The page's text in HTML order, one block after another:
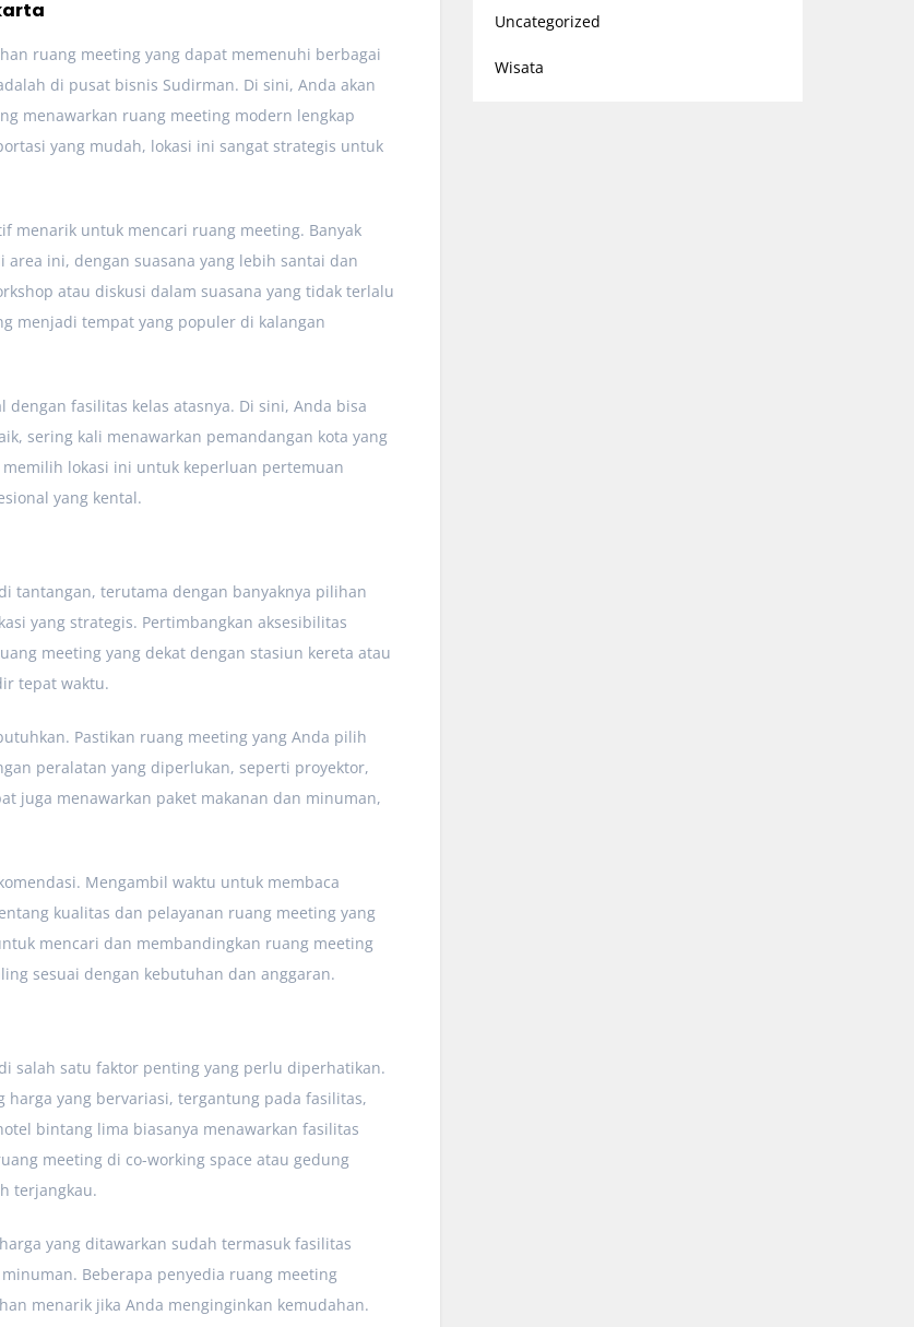
ruang meeting yang dapat memenuhi berbagai
di pusat bisnis Sudirman. Di sini, Anda akan
menawarkan ruang meeting modern lengkap
yang mudah, lokasi ini sangat strategis untuk
menarik untuk mencari ruang meeting. Banyak
ini, dengan suasana yang lebih santai dan
atau diskusi dalam suasana yang tidak terlalu
menjadi tempat yang populer di kalangan
dengan fasilitas kelas atasnya. Di sini, Anda bisa
sering kali menawarkan pemandangan kota yang
lokasi ini untuk keperluan pertemuan
yang kental.
tantangan, terutama dengan banyaknya pilihan
yang strategis. Pertimbangkan aksesibilitas
meeting yang dekat dengan stasiun kereta atau
tepat waktu.
Pastikan ruang meeting yang Anda pilih
peralatan yang diperlukan, seperti proyektor,
juga menawarkan paket makanan dan minuman,
Mengambil waktu untuk membaca
kualitas dan pelayanan ruang meeting yang
mencari dan membandingkan ruang meeting
sesuai dengan kebutuhan dan anggaran.
salah satu faktor penting yang perlu diperhatikan.
yang bervariasi, tergantung pada fasilitas,
bintang lima biasanya menawarkan fasilitas
meeting di co-working space atau gedung
terjangkau.
yang ditawarkan sudah termasuk fasilitas
Beberapa penyedia ruang meeting
menarik jika Anda menginginkan kemudahan.
Uncategorized
Wisata